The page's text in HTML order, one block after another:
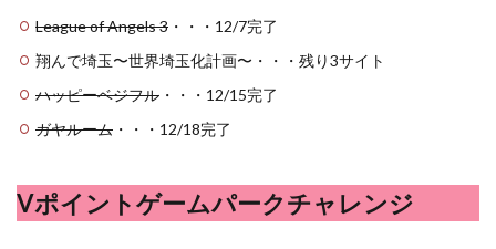
League of Angels 3 ・・・12/7完了
翔んで埼玉〜世界埼玉化計画〜・・・残り3サイト
ハッピーベジフル ・・・12/15完了
ガヤルーム ・・・12/18完了
Vポイントゲームパークチャレンジ